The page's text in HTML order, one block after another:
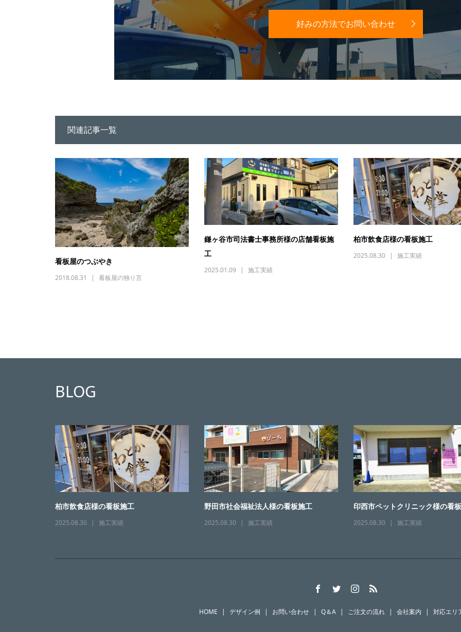
好みの方法でお問い合わせ
関連記事一覧
看板屋のつぶやき
2018.08.31 看板屋の独り言
鎌ヶ谷市司法書士事務所様の店舗看板施
工
2025.01.09 施工実績
柏市飲食店様の看板施工
2025.08.30 施工実績
BLOG
柏市飲食店様の看板施工
2025.08.30 施工実績
野田市社会福祉法人様の看板施工
2025.08.30 施工実績
印西市ペットクリニック様の看
2025.08.30 施工実績
HOME デザイン例 お問い合わせ Q＆A ご注文の流れ 会社案内 対応エリ